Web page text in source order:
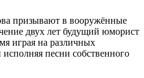
призывают в вооружённые
двух лет будущий юморист
играя на различных
песни собственного